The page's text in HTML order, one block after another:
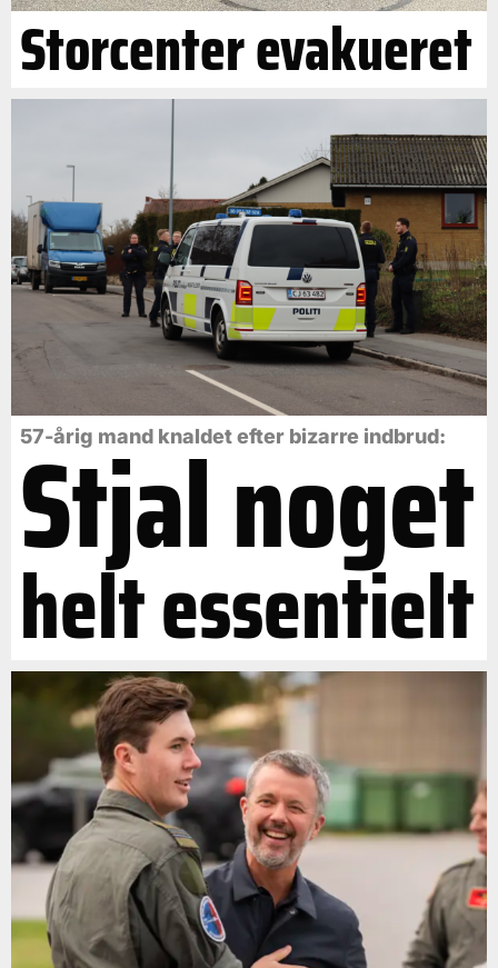
Storcenter evakueret
57-årig mand knaldet efter bizarre indbrud:
Stjal noget
helt essentielt